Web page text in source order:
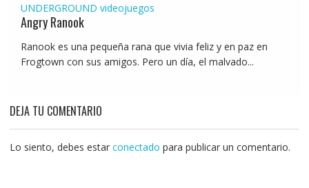
UNDERGROUND videojuegos
Angry Ranook
Ranook es una pequeña rana que vivia feliz y en paz en
Frogtown con sus amigos. Pero un día, el malvado...
DEJA TU COMENTARIO
Lo siento, debes estar conectado para publicar un comentario.